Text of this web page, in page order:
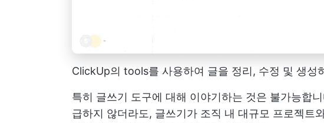
ClickUp의 tools를 사용하여 글을 정리, 수정 및 생성
특히 글쓰기 도구에 대해 이야기하는 것은 불가능합
급하지 않더라도, 글쓰기가 조직 내 대규모 프로젝트